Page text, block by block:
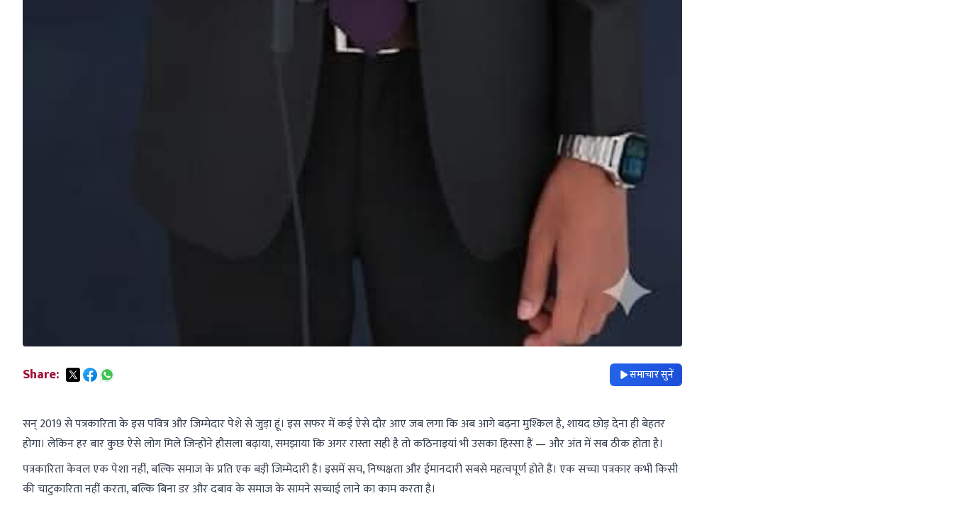
Share: समाचार सुनें
सन् 2019 से पत्रकारिता के इस पवित्र और जिम्मेदार पेशे से जुड़ा हूं। इस सफर में कई ऐसे दौर आए जब लगा कि अब आगे बढ़ना मुश्किल है, शायद छोड़ देना ही बेहतर
होगा। लेकिन हर बार कुछ ऐसे लोग मिले जिन्होंने हौसला बढ़ाया, समझाया कि अगर रास्ता सही है तो कठिनाइयां भी उसका हिस्सा हैं — और अंत में सब ठीक होता है।
पत्रकारिता केवल एक पेशा नहीं, बल्कि समाज के प्रति एक बड़ी जिम्मेदारी है। इसमें सच, निष्पक्षता और ईमानदारी सबसे महत्वपूर्ण होते हैं। एक सच्चा पत्रकार कभी किसी
की चाटुकारिता नहीं करता, बल्कि बिना डर और दबाव के समाज के सामने सच्चाई लाने का काम करता है।